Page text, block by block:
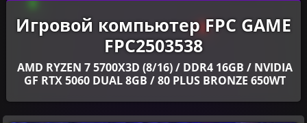
Игровой компьютер FPC GAME
FPC2503538
AMD RYZEN 7 5700X3D (8/16) / DDR4 16GB / NVIDIA
GF RTX 5060 DUAL 8GB / 80 PLUS BRONZE 650WT